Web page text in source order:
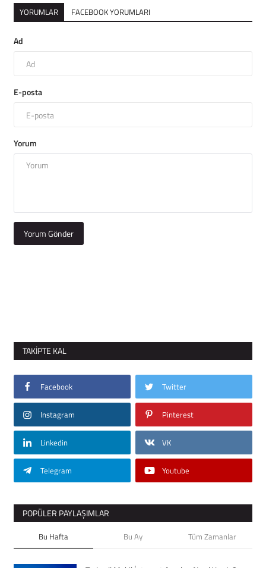
YORUMLAR FACEBOOK YORUMLARI
Ad
E-posta
Yorum
Yorum Gönder
TAKIPTE KAL
Facebook Twitter
Instagram Pinterest
Linkedin VK
Telegram Youtube
POPÜLER PAYLAŞIMLAR
Bu Hafta Bu Ay Tüm Zamanlar